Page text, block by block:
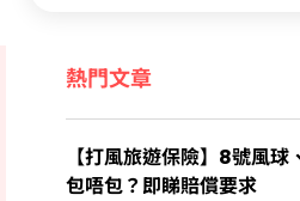
熱門文章
【打風旅遊保險】8號風
包唔包？即睇賠償要求